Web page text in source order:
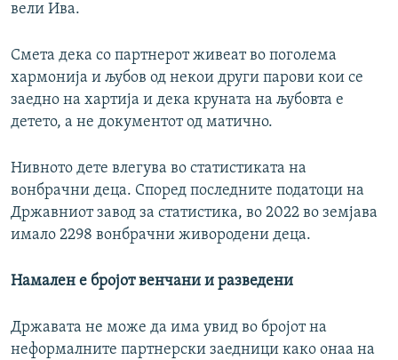
вели Ива.
Смета дека со партнерот живеат во поголема
хармонија и љубов од некои други парови кои се
заедно на хартија и дека круната на љубовта е
детето, а не документот од матично.
Нивното дете влегува во статистиката на
вонбрачни деца. Според последните податоци на
Државниот завод за статистика, во 2022 во земјава
имало 2298 вонбрачни живородени деца.
Намален е бројот венчани и разведени
Државата не може да има увид во бројот на
неформалните партнерски заедници како онаа на